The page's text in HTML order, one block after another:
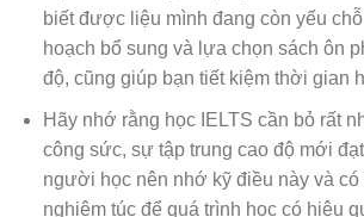
biết được liệu mình đang còn yếu
hoạch bổ sung và lựa chọn sách ôn
độ, cũng giúp bạn tiết kiệm thời gian
Hãy nhớ rằng học IELTS cần bỏ rất
công sức, sự tập trung cao độ mới
người học nên nhớ kỹ điều này và có
nghiêm túc để quá trình học có hiệu